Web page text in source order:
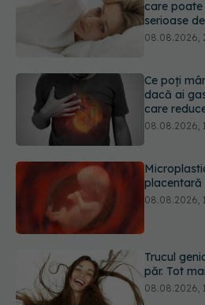
care
serioase
08.08.2026,
Ce poți
dacă ai
care
08.08.2026,
placentară
08.08.2026,
Trucul
păr. Tot
08.08.2026,